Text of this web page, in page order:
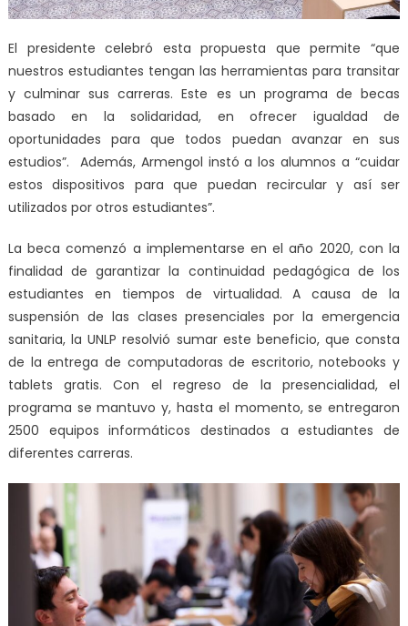
El presidente celebró esta propuesta que permite “que
nuestros estudiantes tengan las herramientas para transitar
y culminar sus carreras. Este es un programa de becas
basado en la solidaridad, en ofrecer igualdad de
oportunidades para que todos puedan avanzar en sus
estudios”. Además, Armengol instó a los alumnos a “cuidar
estos dispositivos para que puedan recircular y así ser
utilizados por otros estudiantes”.
La beca comenzó a implementarse en el año 2020, con la
finalidad de garantizar la continuidad pedagógica de los
estudiantes en tiempos de virtualidad. A causa de la
suspensión de las clases presenciales por la emergencia
sanitaria, la UNLP resolvió sumar este beneficio, que consta
de la entrega de computadoras de escritorio, notebooks y
tablets gratis. Con el regreso de la presencialidad, el
programa se mantuvo y, hasta el momento, se entregaron
2500 equipos informáticos destinados a estudiantes de
diferentes carreras.